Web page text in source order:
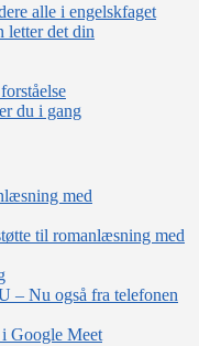
alle i engelskfaget
letter det din
du i gang
med
til romanlæsning med
– Nu også fra telefonen
Google Meet